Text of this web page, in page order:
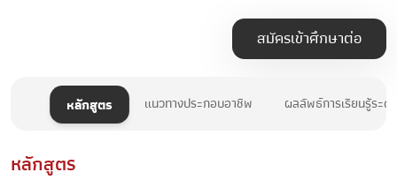
สมัครเข้าศึกษาต่อ
หลักสูตร แนวทางประกอบอาชีพ ผลลัพธ์การเรียนรู้ระ
หลักสูตร